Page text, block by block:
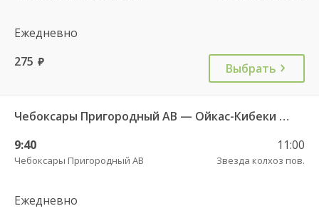
Ежедневно
275 руб. Выбрать
Чебоксары Пригородный АВ — Ойкас-Кибеки д. 560
9:40
Чебоксары Пригородный АВ
11:00
Звезда колхоз пов.
Ежедневно